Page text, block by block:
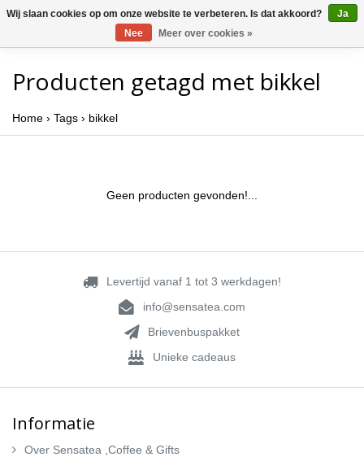
Producten getagd met bikkel
Home › Tags › bikkel
Geen producten gevonden!...
Levertijd vanaf 1 tot 3 werkdagen!
info@sensatea.com
Brievenbuspakket
Unieke cadeaus
Informatie
Over Sensatea ,Coffee & Gifts
Wij slaan cookies op om onze website te verbeteren. Is dat akkoord?
Ja
Nee
Meer over cookies »